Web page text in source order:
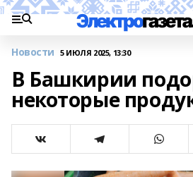
Новости 5 ИЮЛЯ 2025, 13:30
В Башкирии
некоторые